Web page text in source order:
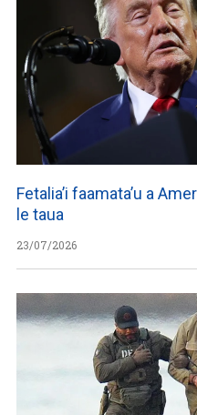
Fetalia’i faamata’u a
le taua
23/07/2026